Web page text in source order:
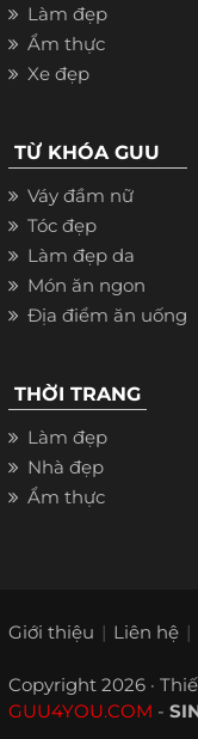
Làm đẹp
Ẩm thực
Xe đẹp
TỪ KHÓA GUU
Váy đầm nữ
Tóc đẹp
Làm đẹp da
Món ăn ngon
Địa điểm ăn uống
THỜI TRANG
Làm đẹp
Nhà đẹp
Ẩm thực
Giới thiệu Liên hệ
Copyright 2026 ·
GUU4YOU.COM -